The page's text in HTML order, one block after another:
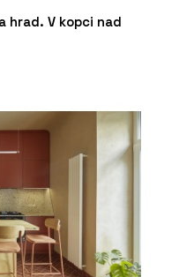
hrad. V kopci nad